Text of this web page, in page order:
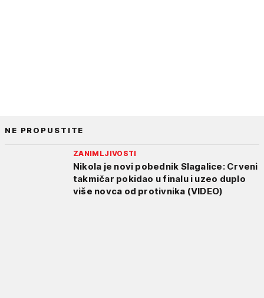
NE PROPUSTITE
ZANIMLJIVOSTI
Nikola je novi pobednik Slagalice: Crveni
takmičar pokidao u finalu i uzeo duplo
više novca od protivnika (VIDEO)